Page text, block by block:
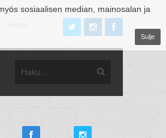
sosiaalisen median, mainosalan ja
Sulje